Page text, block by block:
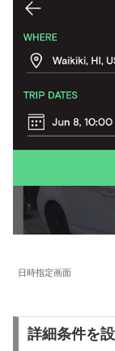
日時指定画面
詳細条件を